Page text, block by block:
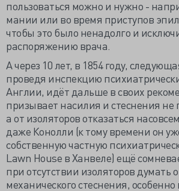
пользоваться можно и нужно -
мании или во время приступов
чтобы это было ненадолго и
распоряжению врача.
А через 10 лет, в 1854 году,
проведя инспекцию
Англии, идёт дальше в своих
призывает насилия и стеснения не
а от изоляторов отказаться
даже Конолли (к тому времени он
собственную частную
Lawn House в Ханвеле) ещё
при отсутствии изоляторов думать
механического стеснения,